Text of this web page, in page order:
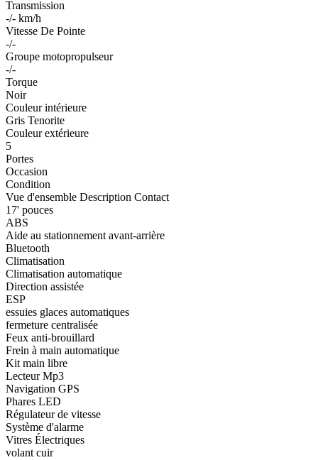
Transmission
-/- km/h
Vitesse De Pointe
-/-
Groupe motopropulseur
-/-
Torque
Noir
Couleur intérieure
Gris Tenorite
Couleur extérieure
5
Portes
Occasion
Condition
Vue d'ensemble Description Contact
17' pouces
ABS
Aide au stationnement avant-arrière
Bluetooth
Climatisation
Climatisation automatique
Direction assistée
ESP
essuies glaces automatiques
fermeture centralisée
Feux anti-brouillard
Frein à main automatique
Kit main libre
Lecteur Mp3
Navigation GPS
Phares LED
Régulateur de vitesse
Système d'alarme
Vitres Électriques
volant cuir